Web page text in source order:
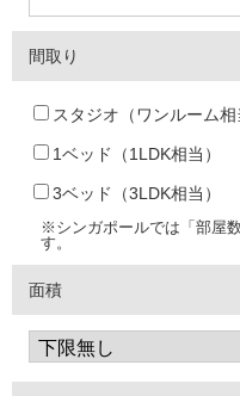
間取り
スタジオ（ワンルーム相
1ベッド（1LDK相当）
3ベッド（3LDK相当）
※シンガポールでは「部屋
す。
面積